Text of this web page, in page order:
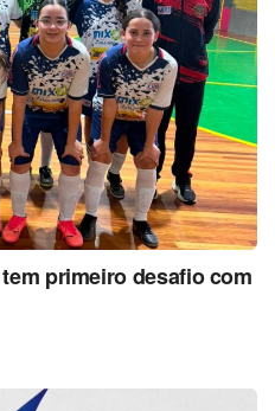
primeiro desafio com